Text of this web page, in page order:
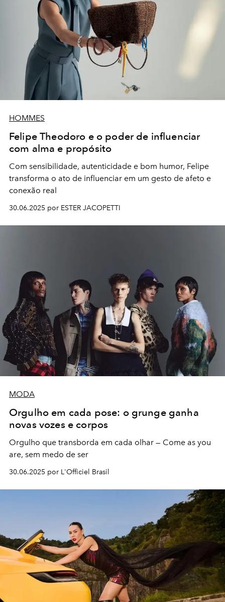
HOMMES
Felipe Theodoro e o poder de influenciar
com alma e propósito
Com sensibilidade, autenticidade e bom humor, Felipe
transforma o ato de influenciar em um gesto de afeto e
conexão real
30.06.2025 por ESTER JACOPETTI
MODA
Orgulho em cada pose: o grunge ganha
novas vozes e corpos
Orgulho que transborda em cada olhar — Come as you
are, sem medo de ser
30.06.2025 por L'Officiel Brasil